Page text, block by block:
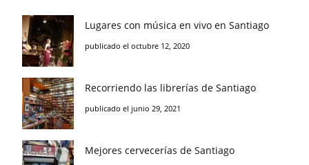
Lugares con música en vivo en Santiago
publicado el octubre 12, 2020
Recorriendo las librerías de Santiago
publicado el junio 29, 2021
Mejores cervecerías de Santiago